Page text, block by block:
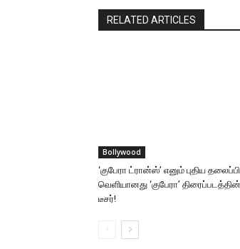
RELATED ARTICLES
Bollywood
‘குபேரா ட்ரான்ஸ்’ எனும் புதிய
வெளியானது ‘குபேரா’ திரைப்படத்தின்
டீசர்!